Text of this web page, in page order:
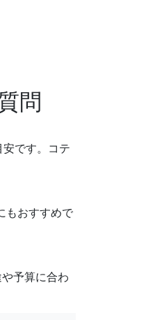
問
です。コテ
もおすすめで
予算に合わ